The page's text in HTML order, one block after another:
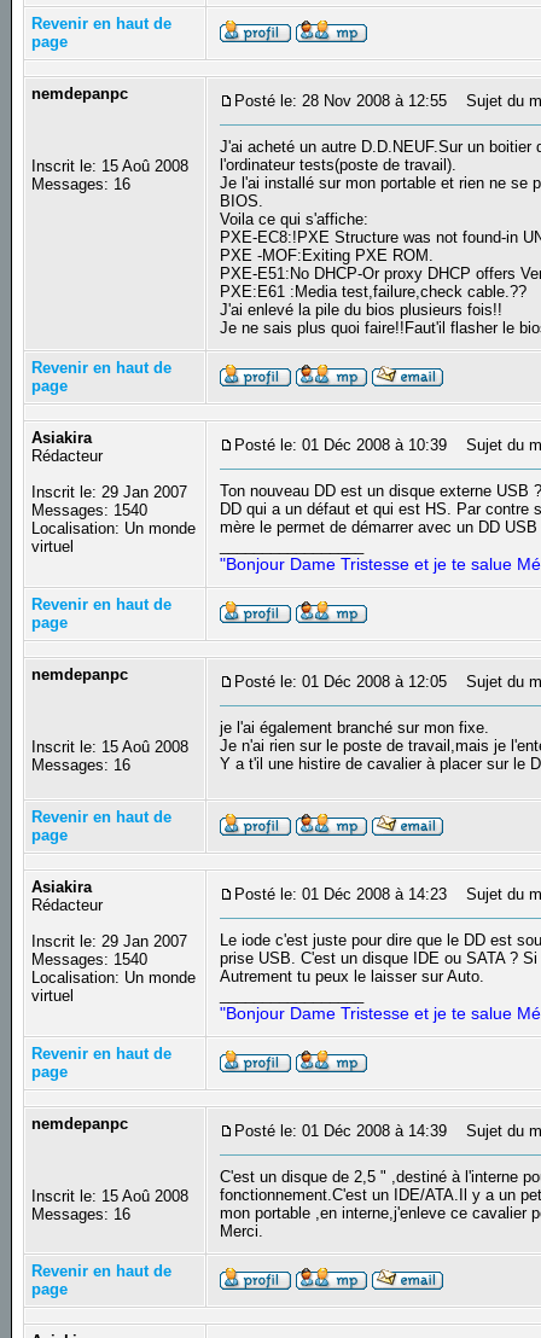
Revenir en haut de
page
nemdepanpc
Inscrit le: 15 Aoû 2008
Messages: 16
Posté le: 28 Nov 2008 à 12:55 Sujet du
J'ai acheté un autre D.D.NEUF.Sur un
l'ordinateur tests(poste de travail).
Je l'ai installé sur mon portable et rien ne se
BIOS.
Voila ce qui s'affiche:
PXE-EC8:!PXE Structure was not found-in
PXE -MOF:Exiting PXE ROM.
PXE-E51:No DHCP-Or proxy DHCP offers
PXE:E61 :Media test,failure,check cable.??
J'ai enlevé la pile du bios plusieurs fois!!
Je ne sais plus quoi faire!!Faut'il flasher le
Revenir en haut de
page
Asiakira
Rédacteur
Inscrit le: 29 Jan 2007
Messages: 1540
Localisation: Un monde
virtuel
Posté le: 01 Déc 2008 à 10:39 Sujet du
Ton nouveau DD est un disque externe
DD qui a un défaut et qui est HS. Par
mère le permet de démarrer avec un DD
"Bonjour Dame Tristesse et je te salue
Revenir en haut de
page
nemdepanpc
Inscrit le: 15 Aoû 2008
Messages: 16
Posté le: 01 Déc 2008 à 12:05 Sujet du
je l'ai également branché sur mon fixe.
Je n'ai rien sur le poste de travail,mais je
Y a t'il une histire de cavalier à placer sur le
Revenir en haut de
page
Asiakira
Rédacteur
Inscrit le: 29 Jan 2007
Messages: 1540
Localisation: Un monde
virtuel
Posté le: 01 Déc 2008 à 14:23 Sujet du
Le iode c'est juste pour dire que le DD est
prise USB. C'est un disque IDE ou SATA ?
Autrement tu peux le laisser sur Auto.
"Bonjour Dame Tristesse et je te salue
Revenir en haut de
page
nemdepanpc
Inscrit le: 15 Aoû 2008
Messages: 16
Posté le: 01 Déc 2008 à 14:39 Sujet du
C'est un disque de 2,5 " ,destiné à l'interne
fonctionnement.C'est un IDE/ATA.Il y a un
mon portable ,en interne,j'enleve ce cavalier
Merci.
Revenir en haut de
page